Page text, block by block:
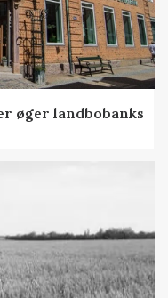
øger landbobanks